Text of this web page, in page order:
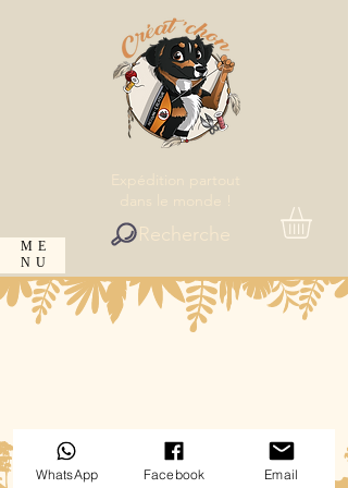
Expédition partout
ME
NU
Recherche
WhatsApp Facebook Email